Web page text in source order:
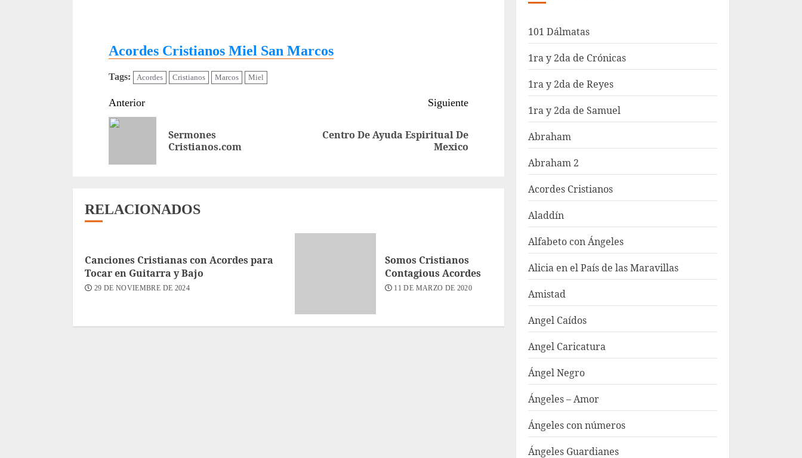
Acordes Cristianos Miel San Marcos
Tags: Acordes Cristianos Marcos Miel
Sigue
leyendo
Anterior
Entrada
Sermones
Cristianos.com
Siguiente
SiguienteCentro De Ayuda Espiritual De
Mexico
RELACIONADOS
Canciones Cristianas con Acordes para
Tocar en Guitarra y Bajo
29 DE NOVIEMBRE DE 2024
Somos Cristianos
Contagious Acordes
11 DE MARZO DE 2020
101 Dálmatas
1ra y 2da de Crónicas
1ra y 2da de Reyes
1ra y 2da de Samuel
Abraham
Abraham 2
Acordes Cristianos
Aladdín
Alfabeto con Ángeles
Alicia en el País de las Maravillas
Amistad
Angel Caídos
Angel Caricatura
Ángel Negro
Ángeles – Amor
Ángeles con números
Ángeles Guardianes